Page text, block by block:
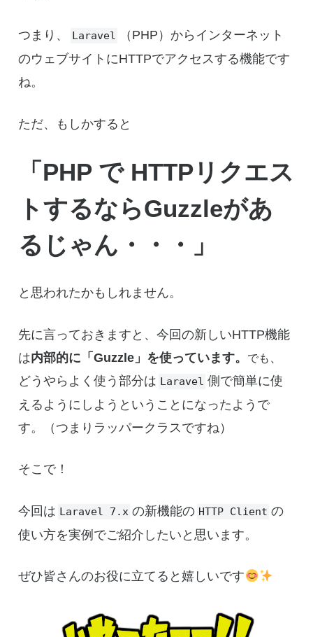
つまり、 Laravel
（PHP）からインターネット
のウェブサイトにHTTPでアクセスする機能です
ね。
ただ、もしかすると
「PHP で HTTPリクエス
トするならGuzzleがあ
るじゃん・・・」
と思われたかもしれません。
先に言っておきますと、今回の新しいHTTP機能
は内部的に「Guzzle」を使っています。 でも 、
どうやらよく使う部分は Laravel 側で簡単に使
えるようにしようということになったようで
す。（つまりラッパークラスですね）
そこで！
今回は Laravel 7.x の新機能の HTTP Client の
使い方を実例でご紹介したいと思います。
ぜひ皆さんのお役に立てると嬉しいです